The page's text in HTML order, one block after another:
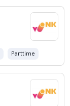
Parttime